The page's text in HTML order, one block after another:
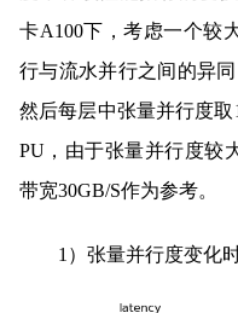
卡A100下，考虑一个较
行与流水并行之间的异
然后每层中张量并行度取
PU，由于张量并行度较
带宽30GB/S作为参考。
1）张量并行度变化